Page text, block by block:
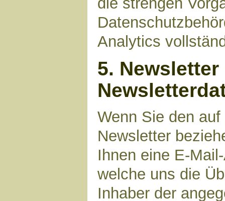
Analytics
5. Newsletter
Wenn Sie den
Newsletter
Ihnen eine E-
welche uns die
Inhaber der